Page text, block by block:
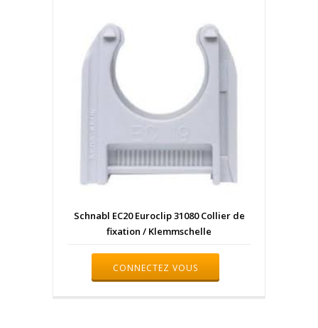
Schnabl EC20 Euroclip 31080 Collier de
fixation / Klemmschelle
CONNECTEZ VOUS